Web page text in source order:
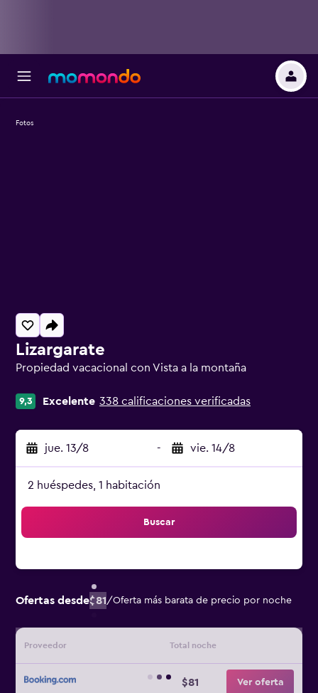
Lizargarate
Propiedad vacacional con Vista a la montaña
9,3 Excelente 338 calificaciones verificadas
jue. 13/8 - vie. 14/8
2 huéspedes, 1 habitación
Buscar
Ofertas desde$81/Oferta más barata de precio por noche
Proveedor Total noche
$81 Ver oferta
Fotos